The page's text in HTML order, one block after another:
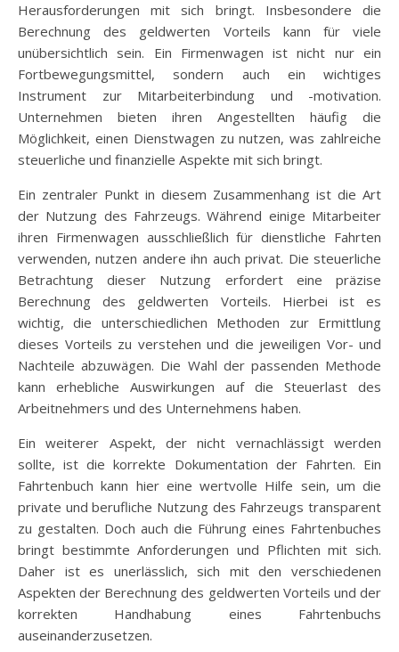
Herausforderungen mit sich bringt. Insbesondere die
Berechnung des geldwerten Vorteils kann für viele
unübersichtlich sein. Ein Firmenwagen ist nicht nur ein
Fortbewegungsmittel, sondern auch ein wichtiges
Instrument zur Mitarbeiterbindung und -motivation.
Unternehmen bieten ihren Angestellten häufig die
Möglichkeit, einen Dienstwagen zu nutzen, was zahlreiche
steuerliche und finanzielle Aspekte mit sich bringt.
Ein zentraler Punkt in diesem Zusammenhang ist die Art
der Nutzung des Fahrzeugs. Während einige Mitarbeiter
ihren Firmenwagen ausschließlich für dienstliche Fahrten
verwenden, nutzen andere ihn auch privat. Die steuerliche
Betrachtung dieser Nutzung erfordert eine präzise
Berechnung des geldwerten Vorteils. Hierbei ist es
wichtig, die unterschiedlichen Methoden zur Ermittlung
dieses Vorteils zu verstehen und die jeweiligen Vor- und
Nachteile abzuwägen. Die Wahl der passenden Methode
kann erhebliche Auswirkungen auf die Steuerlast des
Arbeitnehmers und des Unternehmens haben.
Ein weiterer Aspekt, der nicht vernachlässigt werden
sollte, ist die korrekte Dokumentation der Fahrten. Ein
Fahrtenbuch kann hier eine wertvolle Hilfe sein, um die
private und berufliche Nutzung des Fahrzeugs transparent
zu gestalten. Doch auch die Führung eines Fahrtenbuches
bringt bestimmte Anforderungen und Pflichten mit sich.
Daher ist es unerlässlich, sich mit den verschiedenen
Aspekten der Berechnung des geldwerten Vorteils und der
korrekten Handhabung eines Fahrtenbuchs
auseinanderzusetzen.